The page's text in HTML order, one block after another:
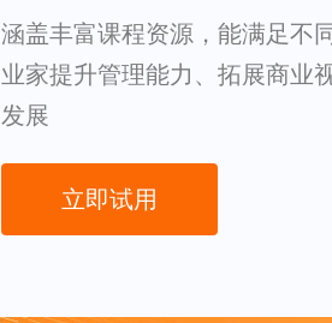
涵盖丰富课程资源，能满足不
业家提升管理能力、拓展商业
发展
立即试用